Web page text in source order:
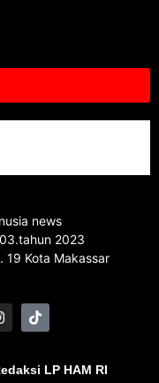
news
2023
19 Kota Makassar
LP HAM RI